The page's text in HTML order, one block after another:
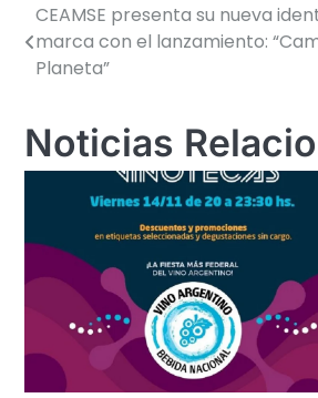
Navegación
de
CEAMSE presenta su nueva
marca con el lanzamiento:
Planeta”
Noticias